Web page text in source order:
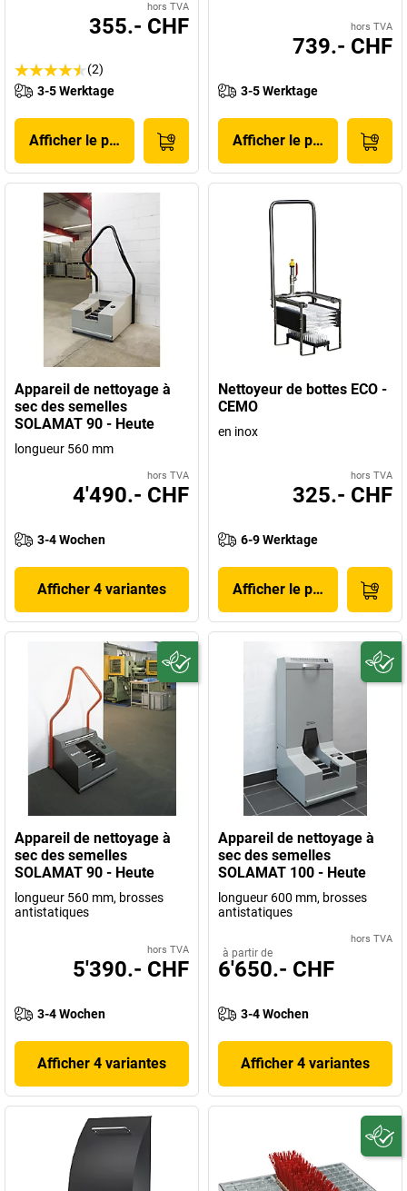
hors TVA
355.- CHF
(2)
3-5 Werktage
Afficher le produit
hors TVA
739.- CHF
3-5 Werktage
Afficher le produit
Appareil de nettoyage à
sec des semelles
SOLAMAT 90 - Heute
longueur 560 mm
hors TVA
4'490.- CHF
3-4 Wochen
Afficher 4 variantes
Nettoyeur de bottes ECO -
CEMO
en inox
hors TVA
325.- CHF
6-9 Werktage
Afficher le produit
Appareil de nettoyage à
sec des semelles
SOLAMAT 90 - Heute
longueur 560 mm, brosses
antistatiques
hors TVA
5'390.- CHF
3-4 Wochen
Afficher 4 variantes
Appareil de nettoyage à
sec des semelles
SOLAMAT 100 - Heute
longueur 600 mm, brosses
antistatiques
hors TVA
à partir de
6'650.- CHF
3-4 Wochen
Afficher 4 variantes